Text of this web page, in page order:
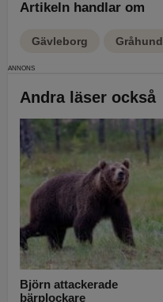
Artikeln handlar om
Gävleborg Gråhund
Andra läser också
Björn attackerade
bärplockare